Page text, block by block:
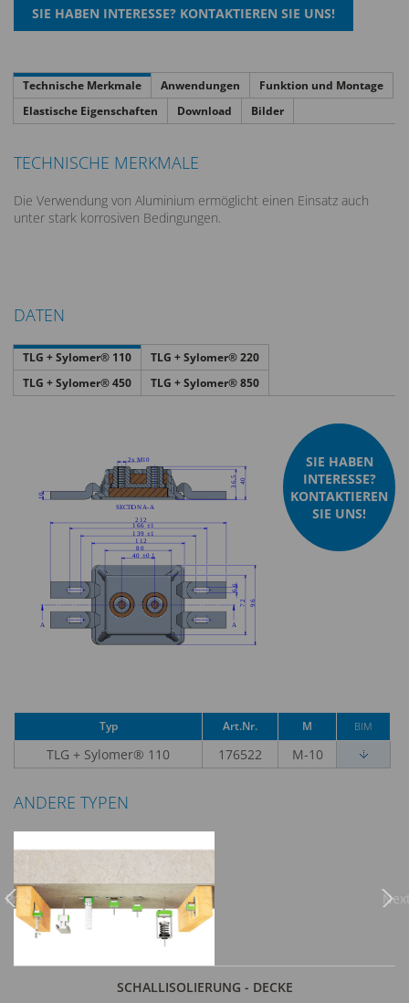
Technische Merkmale Anwendungen
Funktion und Montage
Elastische Eigenschaften
Download Bilder
TECHNISCHE MERKMALE
Die Verwendung von Aluminium ermöglicht einen Einsatz auch
unter stark korrosiven Bedingungen.
DATEN
TLG + Sylomer® 110
TLG + Sylomer® 220
TLG + Sylomer® 450
TLG + Sylomer® 850
SIE HABEN
INTERESSE?
KONTAKTIEREN
SIE UNS!
Typ Art.Nr. M BIM
TLG + Sylomer® 110 176522 M-10
ANDERE TYPEN
SCHALLISOLIERUNG - DECKE
Previous Next